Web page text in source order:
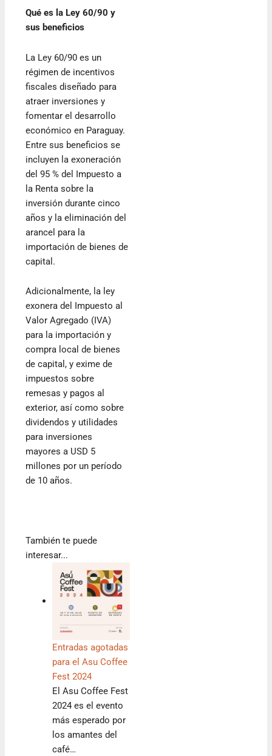
Qué es la Ley 60/90 y
sus beneficios
La Ley 60/90 es un
régimen de incentivos
fiscales diseñado para
atraer inversiones y
fomentar el desarrollo
económico en Paraguay.
Entre sus beneficios se
incluyen la exoneración
del 95 % del Impuesto a
la Renta sobre la
inversión durante cinco
años y la eliminación del
arancel para la
importación de bienes de
capital.
Adicionalmente, la ley
exonera del Impuesto al
Valor Agregado (IVA)
para la importación y
compra local de bienes
de capital, y exime de
impuestos sobre
remesas y pagos al
exterior, así como sobre
dividendos y utilidades
para inversiones
mayores a USD 5
millones por un período
de 10 años.
También te puede
interesar...
Entradas agotadas
para el Asu Coffee
Fest 2024
El Asu Coffee Fest
2024 es el evento
más esperado por
los amantes del
café…